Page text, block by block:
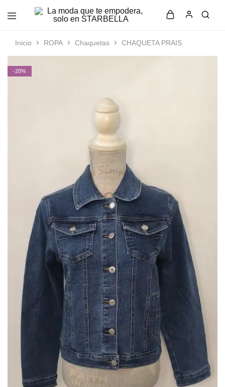
que
empodera,
solo
en
con
y
elegancia
en
Inicio ROPA Chaquetas CHAQUETA PRAIS
-20%